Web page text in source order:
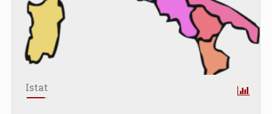
Istat